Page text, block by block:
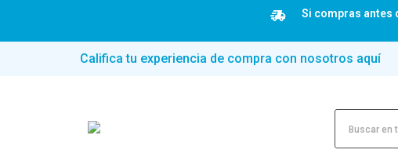
Si compras antes
Califica tu experiencia de compra con nosotros aquí